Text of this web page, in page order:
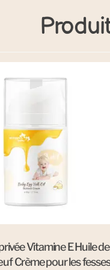
Vitamine E Huile de
Crème pour les fesses